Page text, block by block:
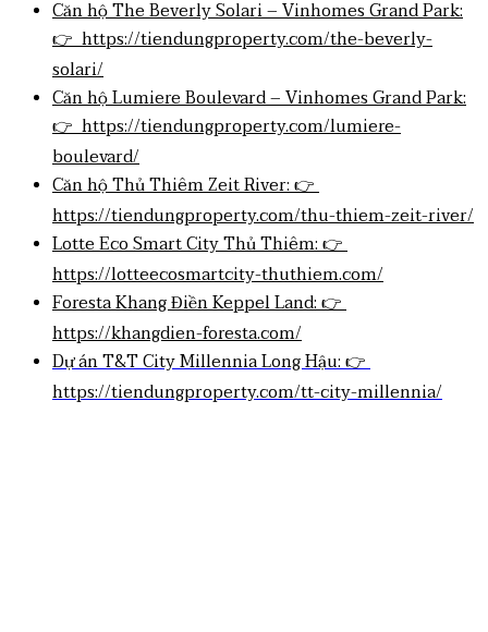
Căn hộ The Beverly Solari – Vinhomes Grand Park:
👉 https://tiendungproperty.com/the-beverly-
solari/
Căn hộ Lumiere Boulevard – Vinhomes Grand Park:
👉 https://tiendungproperty.com/lumiere-
boulevard/
Căn hộ Thủ Thiêm Zeit River: 👉
https://tiendungproperty.com/thu-thiem-zeit-river/
Lotte Eco Smart City Thủ Thiêm: 👉
https://lotteecosmartcity-thuthiem.com/
Foresta Khang Điền Keppel Land: 👉
https://khangdien-foresta.com/
Dự án T&T City Millennia Long Hậu: 👉
https://tiendungproperty.com/tt-city-millennia/